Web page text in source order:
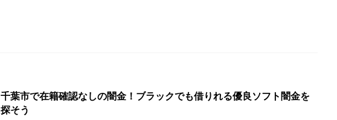
千葉市で在籍確認なしの闇金！ブラックでも借りれる優良ソフト闇金を
探そう